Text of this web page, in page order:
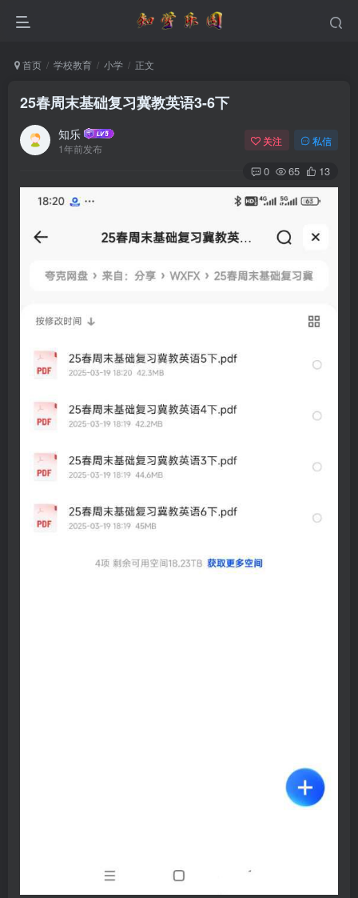
首页 学校教育 小学 正文
25春周末基础复习冀教英语3-6下
知乐
1年前发布
关注 私信
0 65 13